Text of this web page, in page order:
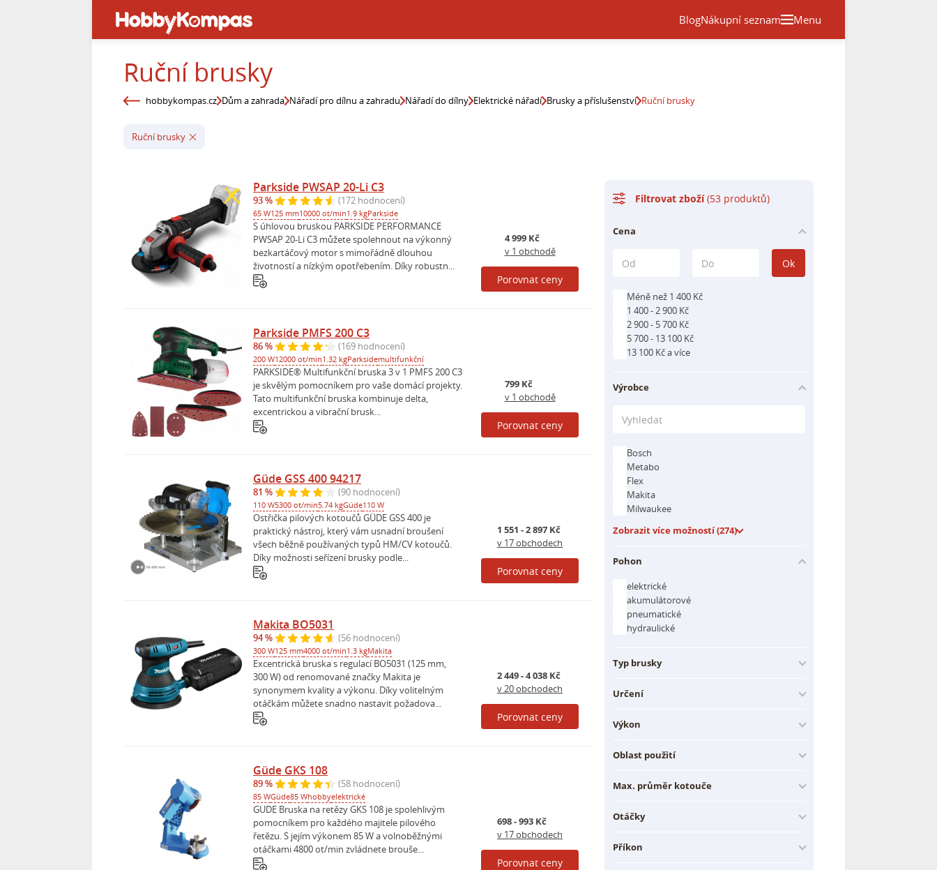
BlogNákupní seznam Menu
Ruční brusky
hobbykompas.cz Dům a zahrada Nářadí pro dílnu a zahradu Nářadí do dílny Elektrické nářadí Brusky a příslušenství Ruční brusky
Ruční brusky
Parkside PWSAP 20-Li C3
93 % (172 hodnocení)
65 W125 mm10000 ot/min1.9 kgParkside
S úhlovou bruskou PARKSIDE PERFORMANCE
PWSAP 20-Li C3 můžete spolehnout na výkonný
bezkartáčový motor s mimořádně dlouhou
životností a nízkým opotřebením. Díky robustn...
4 999 Kč
v 1 obchodě
Porovnat ceny
Parkside PMFS 200 C3
86 % (169 hodnocení)
200 W12000 ot/min1.32 kgParksidemultifunkční
PARKSIDE® Multifunkční bruska 3 v 1 PMFS 200 C3
je skvělým pomocníkem pro vaše domácí projekty.
Tato multifunkční bruska kombinuje delta,
excentrickou a vibrační brusk...
799 Kč
v 1 obchodě
Porovnat ceny
Güde GSS 400 94217
81 % (90 hodnocení)
110 W5300 ot/min5.74 kgGüde110 W
Ostřička pilových kotoučů GÜDE GSS 400 je
praktický nástroj, který vám usnadní broušení
všech běžně používaných typů HM/CV kotoučů.
Díky možnosti seřízení brusky podle...
1 551 - 2 897 Kč
v 17 obchodech
Porovnat ceny
Makita BO5031
94 % (56 hodnocení)
300 W125 mm4000 ot/min1.3 kgMakita
Excentrická bruska s regulací BO5031 (125 mm,
300 W) od renomované značky Makita je
synonymem kvality a výkonu. Díky volitelným
otáčkám můžete snadno nastavit požadova...
2 449 - 4 038 Kč
v 20 obchodech
Porovnat ceny
Güde GKS 108
89 % (58 hodnocení)
85 WGüde85 Whobbyelektrické
GUDE Bruska na retězy GKS 108 je spolehlivým
pomocníkem pro každého majitele pilového
řetězu. S jejím výkonem 85 W a volnoběžnými
otáčkami 4800 ot/min zvládnete brouše...
698 - 993 Kč
v 17 obchodech
Porovnat ceny
Filtrovat zboží (53 produktů)
Cena
Ok
Méně než 1 400 Kč
1 400 - 2 900 Kč
2 900 - 5 700 Kč
5 700 - 13 100 Kč
13 100 Kč a více
Výrobce
Bosch
Metabo
Flex
Makita
Milwaukee
Zobrazit více možností (274)
Pohon
elektrické
akumulátorové
pneumatické
hydraulické
Typ brusky
Určení
Výkon
Oblast použití
Max. průměr kotouče
Otáčky
Příkon